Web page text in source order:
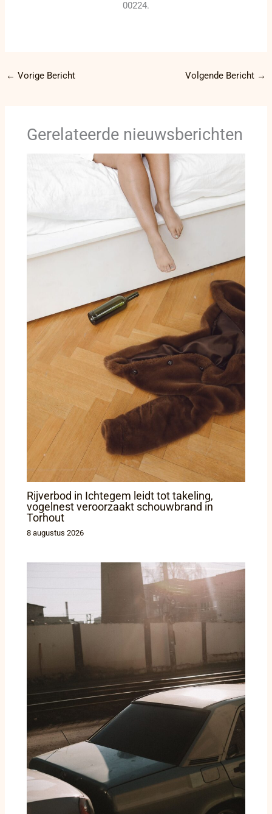
00224.
← Vorige Bericht Volgende Bericht →
Gerelateerde nieuwsberichten
Rijverbod in Ichtegem leidt tot takeling,
vogelnest veroorzaakt schouwbrand in
Torhout
8 augustus 2026